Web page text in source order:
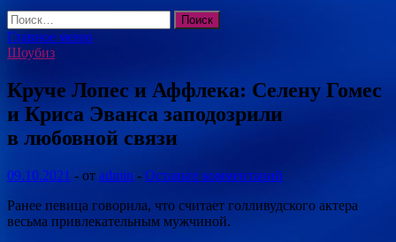
Найти:
Главное меню
Шоубиз
Круче Лопес и Аффлека: Селену Гомес
и Криса Эванса заподозрили
в любовной связи
09.10.2021 - от admin - Оставьте комментарий
Ранее певица говорила, что считает голливудского актера
весьма привлекательным мужчиной.